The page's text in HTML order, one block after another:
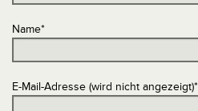
Name*
E-Mail-Adresse (wird nicht angezeigt)*